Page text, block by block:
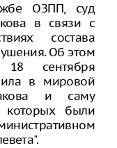
ОЗПП, суд
в связи с
состава
Об этом
сентября
в мировой
и саму
которых были